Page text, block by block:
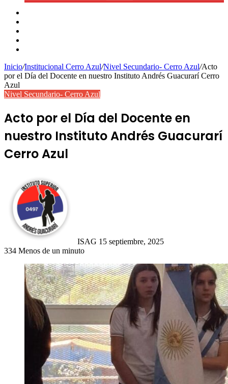
Inicio/Institucional Cerro Azul/Nivel Secundario- Cerro Azul/Acto
por el Día del Docente en nuestro Instituto Andrés Guacurarí Cerro
Azul
Nivel Secundario- Cerro Azul
Acto por el Día del Docente en
nuestro Instituto Andrés Guacurarí
Cerro Azul
ISAG 15 septiembre, 2025
334 Menos de un minuto